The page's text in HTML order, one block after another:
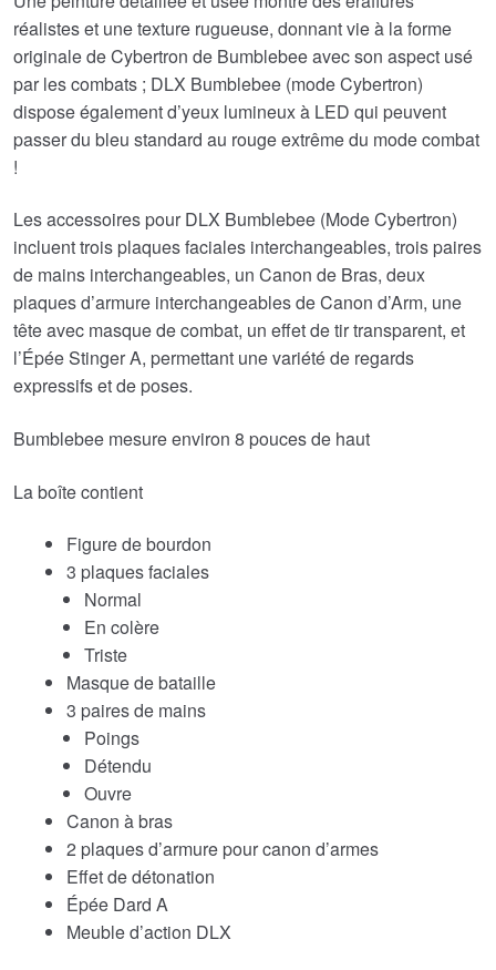
réalistes et une texture rugueuse, donnant vie à la forme
originale de Cybertron de Bumblebee avec son aspect usé
par les combats ; DLX Bumblebee (mode Cybertron)
dispose également d’yeux lumineux à LED qui peuvent
passer du bleu standard au rouge extrême du mode combat
!
Les accessoires pour DLX Bumblebee (Mode Cybertron)
incluent trois plaques faciales interchangeables, trois paires
de mains interchangeables, un Canon de Bras, deux
plaques d’armure interchangeables de Canon d’Arm, une
tête avec masque de combat, un effet de tir transparent, et
l’Épée Stinger A, permettant une variété de regards
expressifs et de poses.
Bumblebee mesure environ 8 pouces de haut
La boîte contient
Figure de bourdon
3 plaques faciales
Normal
En colère
Triste
Masque de bataille
3 paires de mains
Poings
Détendu
Ouvre
Canon à bras
2 plaques d’armure pour canon d’armes
Effet de détonation
Épée Dard A
Meuble d’action DLX